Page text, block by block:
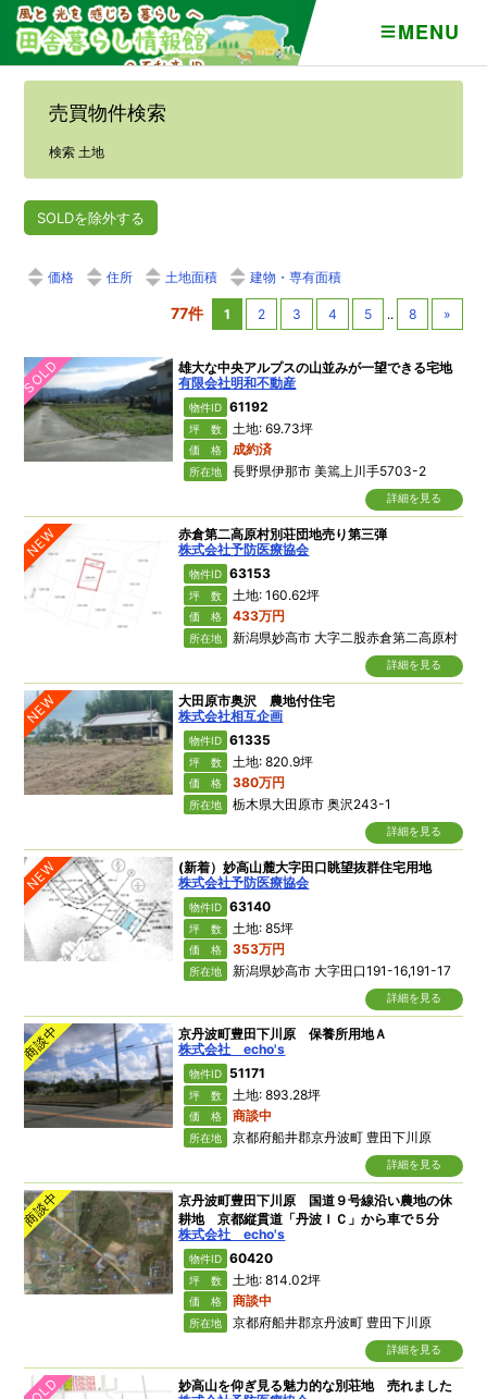
MENU
売買物件検索
検索 土地
SOLDを除外する
価格 住所 土地面積 建物・専有面積
77件 1 2 3 4 5 .. 8 »
SOLD
雄大な中央アルプスの山並みが一望できる宅地
有限会社明和不動産
物件ID 61192
坪 数 土地: 69.73坪
価 格 成約済
所在地 長野県伊那市 美篶上川手5703-2
詳細を見る
NEW
赤倉第二高原村別荘団地売り第三弾
株式会社予防医療協会
物件ID 63153
坪 数 土地: 160.62坪
価 格 433万円
所在地 新潟県妙高市 大字二股赤倉第二高原村
詳細を見る
NEW
大田原市奥沢 農地付住宅
株式会社相互企画
物件ID 61335
坪 数 土地: 820.9坪
価 格 380万円
所在地 栃木県大田原市 奥沢243-1
詳細を見る
NEW
(新着）妙高山麓大字田口眺望抜群住宅用地
株式会社予防医療協会
物件ID 63140
坪 数 土地: 85坪
価 格 353万円
所在地 新潟県妙高市 大字田口191-16,191-17
詳細を見る
商談中
京丹波町豊田下川原 保養所用地Ａ
株式会社 echo's
物件ID 51171
坪 数 土地: 893.28坪
価 格 商談中
所在地 京都府船井郡京丹波町 豊田下川原
詳細を見る
商談中
京丹波町豊田下川原 国道９号線沿い農地の休
耕地 京都縦貫道「丹波ＩＣ」から車で５分
株式会社 echo's
物件ID 60420
坪 数 土地: 814.02坪
価 格 商談中
所在地 京都府船井郡京丹波町 豊田下川原
詳細を見る
妙高山を仰ぎ見る魅力的な別荘地 売れました